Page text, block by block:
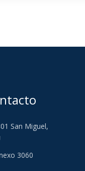
San Miguel,
3060